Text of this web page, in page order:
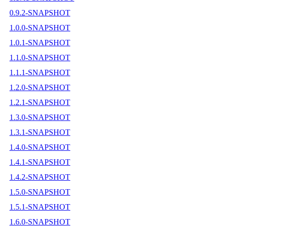
0.9.2-SNAPSHOT
1.0.0-SNAPSHOT
1.0.1-SNAPSHOT
1.1.0-SNAPSHOT
1.1.1-SNAPSHOT
1.2.0-SNAPSHOT
1.2.1-SNAPSHOT
1.3.0-SNAPSHOT
1.3.1-SNAPSHOT
1.4.0-SNAPSHOT
1.4.1-SNAPSHOT
1.4.2-SNAPSHOT
1.5.0-SNAPSHOT
1.5.1-SNAPSHOT
1.6.0-SNAPSHOT